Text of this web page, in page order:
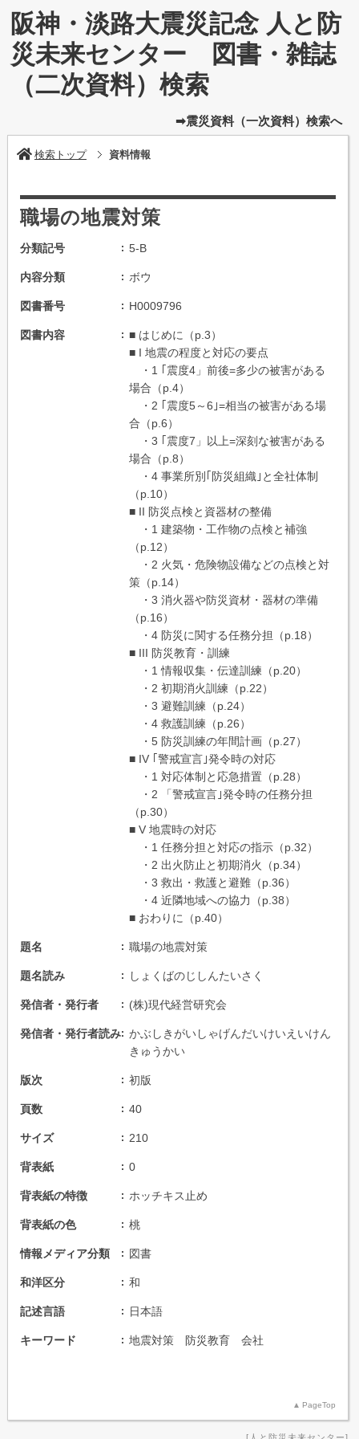
阪神・淡路大震災記念 人と防
災未来センター 図書・雑誌
（二次資料）検索
➡震災資料（一次資料）検索へ
検索トップ 資料情報
職場の地震対策
分類記号 5-B
内容分類 ボウ
図書番号 H0009796
図書内容
■ はじめに（p.3）
■ I 地震の程度と対応の要点
・1 ｢震度4」前後=多少の被害がある
場合（p.4）
・2 ｢震度5～6｣=相当の被害がある場
合（p.6）
・3 ｢震度7」以上=深刻な被害がある
場合（p.8）
・4 事業所別｢防災組織｣と全社体制
（p.10）
■ II 防災点検と資器材の整備
・1 建築物・工作物の点検と補強
（p.12）
・2 火気・危険物設備などの点検と対
策（p.14）
・3 消火器や防災資材・器材の準備
（p.16）
・4 防災に関する任務分担（p.18）
■ III 防災教育・訓練
・1 情報収集・伝達訓練（p.20）
・2 初期消火訓練（p.22）
・3 避難訓練（p.24）
・4 救護訓練（p.26）
・5 防災訓練の年間計画（p.27）
■ IV ｢警戒宣言｣発令時の対応
・1 対応体制と応急措置（p.28）
・2 「警戒宣言｣発令時の任務分担
（p.30）
■ V 地震時の対応
・1 任務分担と対応の指示（p.32）
・2 出火防止と初期消火（p.34）
・3 救出・救護と避難（p.36）
・4 近隣地域への協力（p.38）
■ おわりに（p.40）
題名 職場の地震対策
題名読み しょくばのじしんたいさく
発信者・発行者 (株)現代経営研究会
発信者・発行者読み
かぶしきがいしゃげんだいけいえいけん
きゅうかい
版次 初版
頁数 40
サイズ 210
背表紙 0
背表紙の特徴 ホッチキス止め
背表紙の色 桃
情報メディア分類 図書
和洋区分 和
記述言語 日本語
キーワード 地震対策 防災教育 会社
PageTop
人と防災未来センター